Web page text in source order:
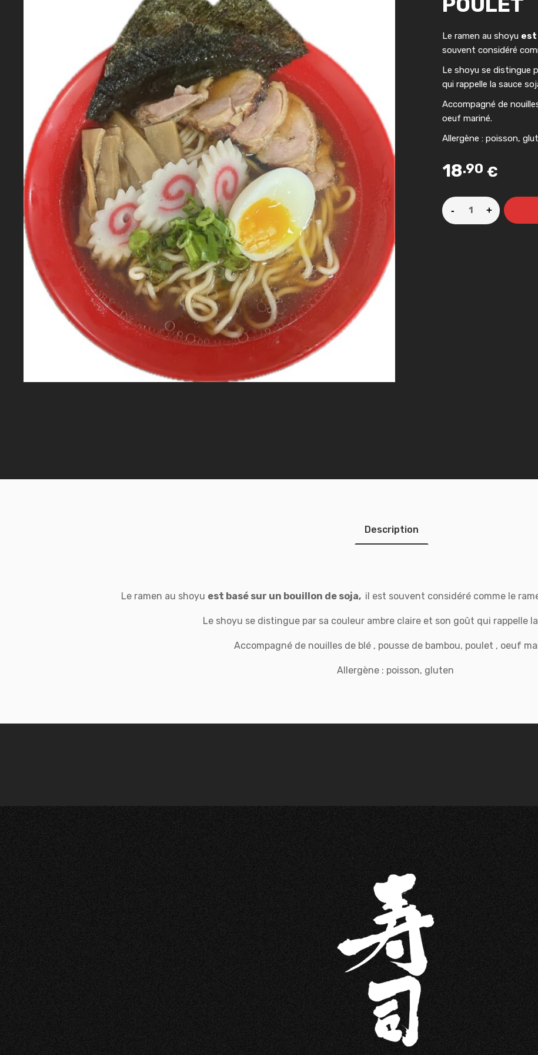
Le ramen au shoyu est
souvent considéré
Le shoyu se distingue
qui rappelle la sauce
Accompagné de
oeuf mariné.
Allergène : poisson,
18.90 €
Description
Le ramen au shoyu est basé sur un bouillon de soja, il est souvent considéré comme le
Le shoyu se distingue par sa couleur ambre claire et son goût qui rappelle
Accompagné de nouilles de blé , pousse de bambou, poulet , oeuf
Allergène : poisson, gluten